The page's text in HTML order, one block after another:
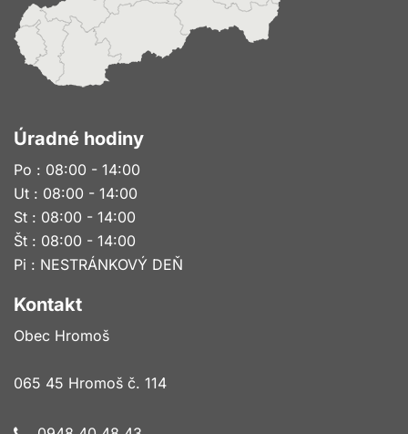
Úradné hodiny
Po : 08:00 - 14:00
Ut : 08:00 - 14:00
St : 08:00 - 14:00
Št : 08:00 - 14:00
Pi : NESTRÁNKOVÝ DEŇ
Kontakt
Obec Hromoš
065 45 Hromoš č. 114